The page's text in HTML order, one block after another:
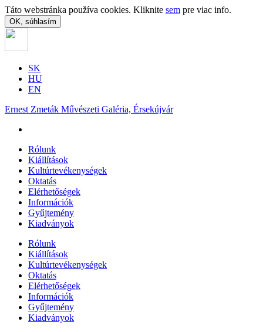
Táto webstránka používa cookies. Kliknite sem pre viac info.
OK, súhlasím
SK
HU
EN
Ernest Zmeták Művészeti Galéria, Érsekújvár
Rólunk
Kiállítások
Kultúrtevékenységek
Oktatás
Elérhetőségek
Információk
Gyűjtemény
Kiadványok
Rólunk
Kiállítások
Kultúrtevékenységek
Oktatás
Elérhetőségek
Információk
Gyűjtemény
Kiadványok